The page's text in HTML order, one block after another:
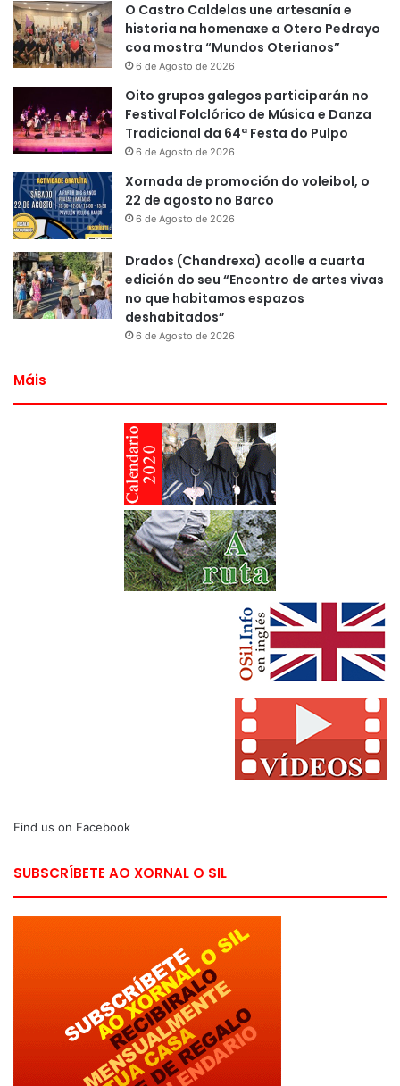
O Castro Caldelas une artesanía e
historia na homenaxe a Otero Pedrayo
coa mostra “Mundos Oterianos”
6 de Agosto de 2026
Oito grupos galegos participarán no
Festival Folclórico de Música e Danza
Tradicional da 64ª Festa do Pulpo
6 de Agosto de 2026
Xornada de promoción do voleibol, o
22 de agosto no Barco
6 de Agosto de 2026
Drados (Chandrexa) acolle a cuarta
edición do seu “Encontro de artes vivas
no que habitamos espazos
deshabitados”
6 de Agosto de 2026
Máis
Find us on Facebook
SUBSCRÍBETE AO XORNAL O SIL